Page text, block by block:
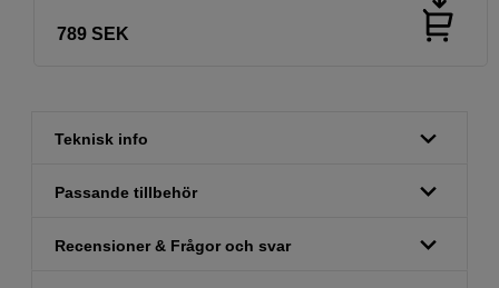
789 SEK
Teknisk info
Passande tillbehör
Recensioner & Frågor och svar